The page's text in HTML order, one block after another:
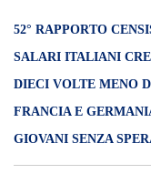
52° RAPPORTO
SALARI ITALIANI
DIECI VOLTE MENO
FRANCIA E
GIOVANI SENZA